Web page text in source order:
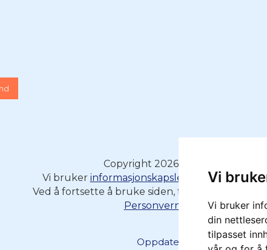
Vi
Vi bruker
din
tilpasset
Copyright 2026 - Moss Havn KF
Vi bruker informasjonskapsler
(cookies) på
Ved å fortsette å bruke siden, forutsetter vi at du
Personvernserklæring
Oppdater cookies